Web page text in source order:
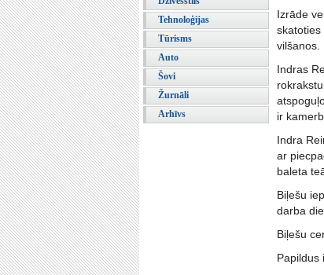
Tehnoloģijas
Tūrisms
Auto
Šovi
Žurnāli
Arhīvs
Izrāde
vilšanos.
Indras
ir
Indra
ar
baleta
Biļešu
darba
Biļešu
Papildus